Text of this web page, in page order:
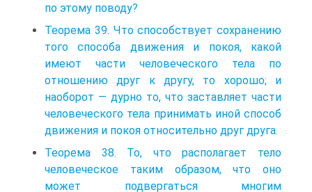
по этому поводу?
Теорема 39. Что способствует сохранению
того способа движения и покоя, какой
имеют части человеческого тела по
отношению друг к другу, то хорошо; и
наоборот — дурно то, что заставляет части
человеческого тела принимать иной способ
движения и покоя относительно друг друга.
Теорема 38. То, что располагает тело
человеческое таким образом, что оно
может подвергаться многим